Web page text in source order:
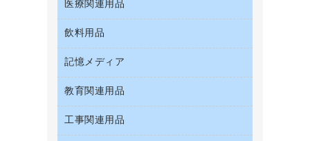
帳簿
典礼用品
伝票
ＯＡフィルター
ＵＳＢハブ／ＵＳＢアクセサリー
スマートフォン／モバイル周辺機器
セキュリティ用品
ディスプレイモニター
スキャナー
デジタルカメラ
ファクシミリ
メモリーカード
レーザープリンタ／複合機
２穴リフィル・２穴インデックス
３０穴リフィル・３０穴インデックス
Ｚ式ファイル
カードケース
クリップボード
クリヤーブック（差替式）
医療関連用品
医療関連用品
介護用品
感染症対策用品
管理医療機器
使い捨て手袋
飲料用品
インスタントコーヒー
お茶備品
コーヒーメーカー・備品
ソフトドリンク
記憶メディア
ＣＤ－Ｒ
ＣＤ－ＲＷ
ＤＶＤ
教育関連用品
教育関連用品
工事関連用品